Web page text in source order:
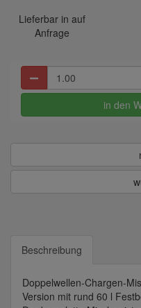
Lieferbar in auf
Anfrage
in den
Beschreibung
Doppelwellen-Chargen-
Version mit rund 60 l